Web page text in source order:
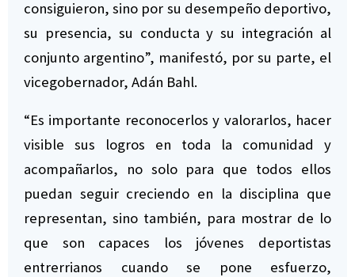
consiguieron, sino por su desempeño deportivo,
su presencia, su conducta y su integración al
conjunto argentino”, manifestó, por su parte, el
vicegobernador, Adán Bahl.
“Es importante reconocerlos y valorarlos, hacer
visible sus logros en toda la comunidad y
acompañarlos, no solo para que todos ellos
puedan seguir creciendo en la disciplina que
representan, sino también, para mostrar de lo
que son capaces los jóvenes deportistas
entrerrianos cuando se pone esfuerzo,